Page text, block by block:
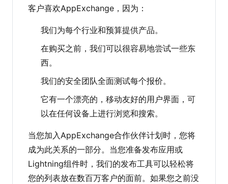
客户喜欢AppExchange，因为：
我们为每个行业和预算提供产品。
在购买之前，我们可以很容易地尝试一些东
西。
我们的安全团队全面测试每个报价。
它有一个漂亮的，移动友好的用户界面，可
以在任何设备上进行浏览和搜索。
当您加入AppExchange合作伙伴计划时，您将
成为此关系的一部分。当您准备发布应用或
Lightning组件时，我们的发布工具可以轻松将
您的列表放在数百万客户的面前。如果您之前没